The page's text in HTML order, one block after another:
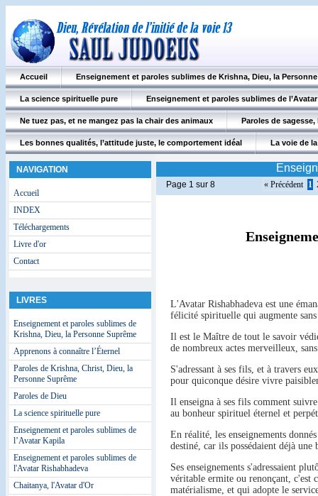
Page 1 sur 8 « Précédent 1
L'Avatar Rishabhadeva est une
félicité spirituelle qui augmente sans
Il est le Maître de tout le savoir
de nombreux actes merveilleux,
S'adressant à ses fils, et à travers
pour quiconque désire vivre
Il enseigna à ses fils comment
au bonheur spirituel éternel et
En réalité, les enseignements
destiné, car ils possédaient déjà
Ses enseignements s'adressaient
véritable ermite ou renonçant, c'est
matérialisme, et qui adopte le
Accueil Enseignement et paroles sublimes de Krishna, Dieu, la
La science spirituelle pure Enseignement et paroles sublimes de
Ne tuez pas, et ne mangez pas la chair des animaux Paroles de
Les bonnes qualités, l’attitude juste, le comportement idéal La voie de
NAVIGATION
Accueil
INDEX
Téléchargements
Livre d'or
Contact
LIVRES
Enseignement et paroles sublimes de
Krishna, Dieu, la Personne Suprême
Apprenons à connaître l’Éternel
Paroles de Krishna, Christ, Dieu, la
Personne Suprême
Paroles de Dieu
La science spirituelle pure
Enseignement et paroles sublimes de
l’Avatar Kapila
Enseignement et paroles sublimes de
l'Avatar Rishabhadeva
Chaitanya, l'Avatar d'Or